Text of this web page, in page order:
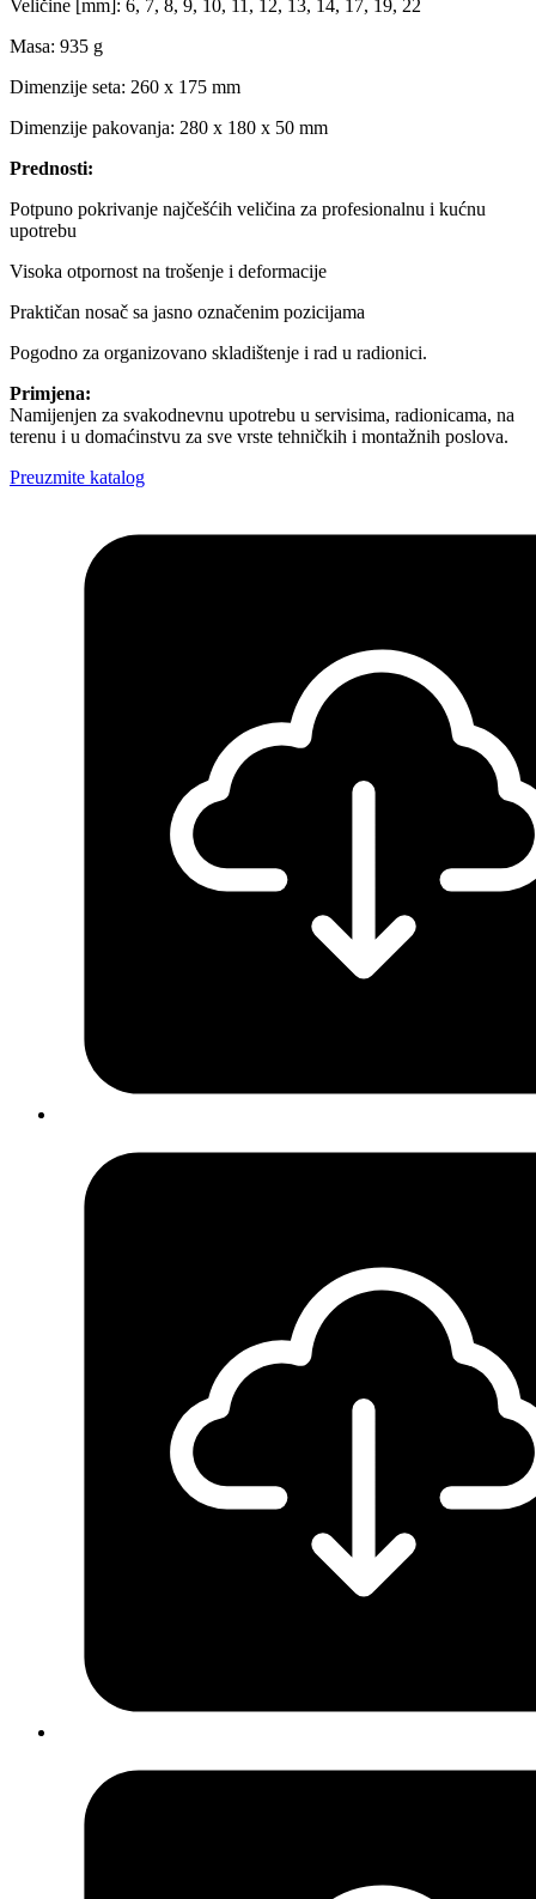
Veličine [mm]: 6, 7, 8, 9, 10, 11, 12, 13, 14, 17, 19, 22
Masa: 935 g
Dimenzije seta: 260 x 175 mm
Dimenzije pakovanja: 280 x 180 x 50 mm
Prednosti:
Potpuno pokrivanje najčešćih veličina za profesionalnu i kućnu
upotrebu
Visoka otpornost na trošenje i deformacije
Praktičan nosač sa jasno označenim pozicijama
Pogodno za organizovano skladištenje i rad u radionici.
Primjena:
Namijenjen za svakodnevnu upotrebu u servisima, radionicama, na
terenu i u domaćinstvu za sve vrste tehničkih i montažnih poslova.
Preuzmite katalog